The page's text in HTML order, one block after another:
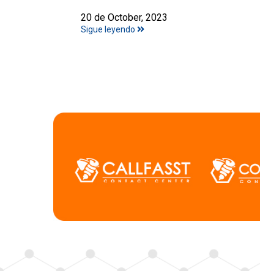
20 de October, 2023
Sigue leyendo